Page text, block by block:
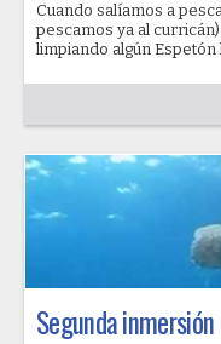
Cuando salíamos a
pescamos ya al
limpiando algún Espetón
Segunda inmersión